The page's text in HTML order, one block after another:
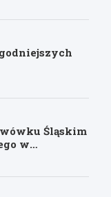
Śląskim
w
policją